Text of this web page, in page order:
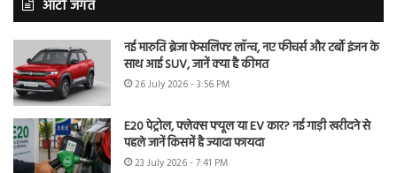
ऑटो जगत
नई मारुति ब्रेजा फेसलिफ्ट लॉन्च, नए फीचर्स और टर्बो इंजन के
साथ आई SUV, जानें क्या है कीमत
26 July 2026 - 3:56 PM
E20 पेट्रोल, फ्लेक्स फ्यूल या EV कार? नई गाड़ी खरीदने से
पहले जानें किसमें है ज्यादा फायदा
23 July 2026 - 7:41 PM